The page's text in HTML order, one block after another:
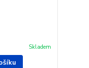
Skladem